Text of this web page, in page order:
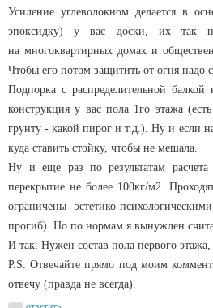
Усиление углеволокном делается в
эпоксидку) у вас доски, их так
на многоквартирных домах и
Чтобы его потом защитить от огня надо
Подпорка с распределительной
конструкция у вас пола 1го этажа
грунту - какой пирог и т.д.). Ну и если
куда ставить стойку, чтобы не мешала.
Ну и еще раз по результатам
перекрытие не более 100кг/м2.
ограничены эстетико-
прогиб). Но по нормам я вынужден
И так: Нужен состав пола первого
P.S. Отвечайте прямо под моим
отвечу (правда не всегда).